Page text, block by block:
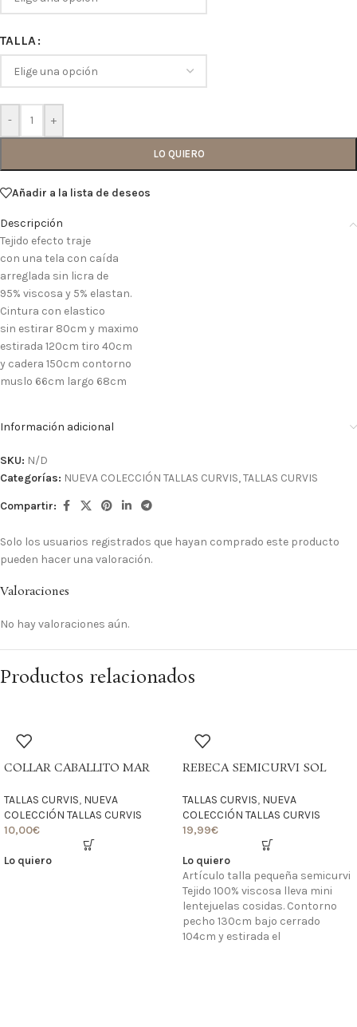
TALLA
- +
LO QUIERO
Añadir a la lista de deseos
Descripción
Tejido efecto traje
con una tela con caída
arreglada sin licra de
95% viscosa y 5% elastan.
Cintura con elastico
sin estirar 80cm y maximo
estirada 120cm tiro 40cm
y cadera 150cm contorno
muslo 66cm largo 68cm
Información adicional
SKU: N/D
Categorías: NUEVA COLECCIÓN TALLAS CURVIS,TALLAS CURVIS
Compartir:
Valoraciones
No hay valoraciones aún.
Solo los usuarios registrados que hayan comprado este producto
pueden hacer una valoración.
Productos relacionados
COLLAR CABALLITO MAR
TALLAS CURVIS, NUEVA
COLECCIÓN TALLAS CURVIS
10,00€
Lo quiero
REBECA SEMICURVI SOL
TALLAS CURVIS, NUEVA
COLECCIÓN TALLAS CURVIS
19,99€
Lo quiero
Artículo talla pequeña semicurvi
Tejido 100% viscosa lleva mini
lentejuelas cosidas. Contorno
pecho 130cm bajo cerrado
104cm y estirada el